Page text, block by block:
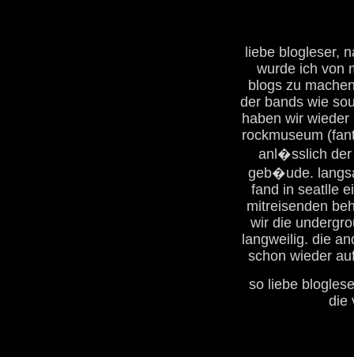
liebe blogleser,
wurde ich von
blogs zu
der bands wie
haben wir
rockmuseum
anl�sslich der
geb�ude.
fand in seatlle
mitreisenden
wir die
langweilig. die
schon wieder
so liebe
die